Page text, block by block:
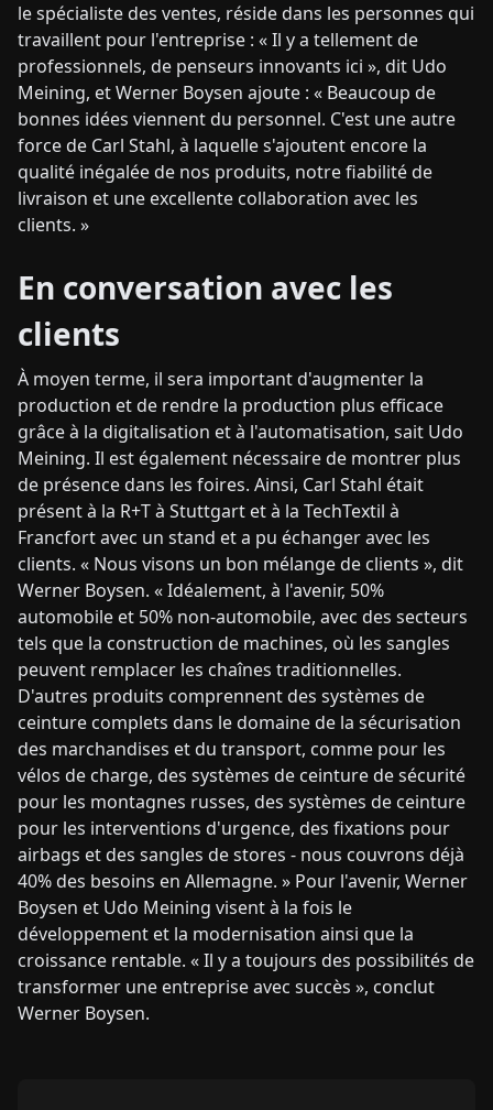
le spécialiste des ventes, réside dans les personnes qui
travaillent pour l'entreprise : « Il y a tellement de
professionnels, de penseurs innovants ici », dit Udo
Meining, et Werner Boysen ajoute : « Beaucoup de
bonnes idées viennent du personnel. C'est une autre
force de Carl Stahl, à laquelle s'ajoutent encore la
qualité inégalée de nos produits, notre fiabilité de
livraison et une excellente collaboration avec les
clients. »
En conversation avec les
clients
À moyen terme, il sera important d'augmenter la
production et de rendre la production plus efficace
grâce à la digitalisation et à l'automatisation, sait Udo
Meining. Il est également nécessaire de montrer plus
de présence dans les foires. Ainsi, Carl Stahl était
présent à la R+T à Stuttgart et à la TechTextil à
Francfort avec un stand et a pu échanger avec les
clients. « Nous visons un bon mélange de clients », dit
Werner Boysen. « Idéalement, à l'avenir, 50%
automobile et 50% non-automobile, avec des secteurs
tels que la construction de machines, où les sangles
peuvent remplacer les chaînes traditionnelles.
D'autres produits comprennent des systèmes de
ceinture complets dans le domaine de la sécurisation
des marchandises et du transport, comme pour les
vélos de charge, des systèmes de ceinture de sécurité
pour les montagnes russes, des systèmes de ceinture
pour les interventions d'urgence, des fixations pour
airbags et des sangles de stores - nous couvrons déjà
40% des besoins en Allemagne. » Pour l'avenir, Werner
Boysen et Udo Meining visent à la fois le
développement et la modernisation ainsi que la
croissance rentable. « Il y a toujours des possibilités de
transformer une entreprise avec succès », conclut
Werner Boysen.